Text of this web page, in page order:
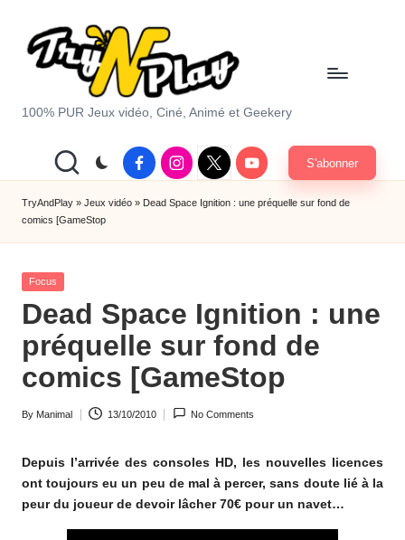
T
y
A
n
d
P
la
y.
m
100% PUR Jeux vidéo, Ciné, Animé et Geekery
FacebookInstagram
X
|
Twitter
Youtube S'abonner
TryAndPlay » Jeux vidéo » Dead Space Ignition : une préquelle sur fond de
comics [GameStop
Posted
Focus
Dead Space Ignition : une
préquelle sur fond de
comics [GameStop
Posted
By Manimal 13/10/2010 No Comments
Depuis l’arrivée des consoles HD, les nouvelles licences
ont toujours eu un peu de mal à percer, sans doute lié à la
peur du joueur de devoir lâcher 70€ pour un navet…